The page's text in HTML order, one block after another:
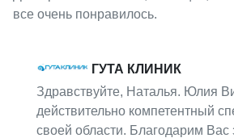
все очень понравилось.
ГУТА КЛИНИК
Здравствуйте, Наталья. Юлия
действительно компетентный
своей области. Благодарим